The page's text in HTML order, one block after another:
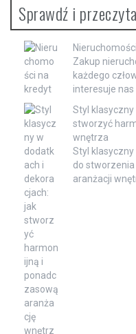
Sprawdź i
Zakup
każdego
interesuje
Styl
stworzyć
wnętrza
Styl
do
aranżacji